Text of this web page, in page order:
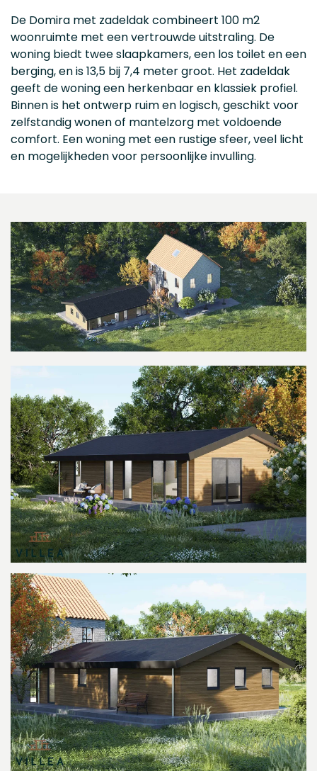
De Domira met zadeldak combineert 100 m2
woonruimte met een vertrouwde uitstraling. De
woning biedt twee slaapkamers, een los toilet en een
berging, en is 13,5 bij 7,4 meter groot. Het zadeldak
geeft de woning een herkenbaar en klassiek profiel.
Binnen is het ontwerp ruim en logisch, geschikt voor
zelfstandig wonen of mantelzorg met voldoende
comfort. Een woning met een rustige sfeer, veel licht
en mogelijkheden voor persoonlijke invulling.